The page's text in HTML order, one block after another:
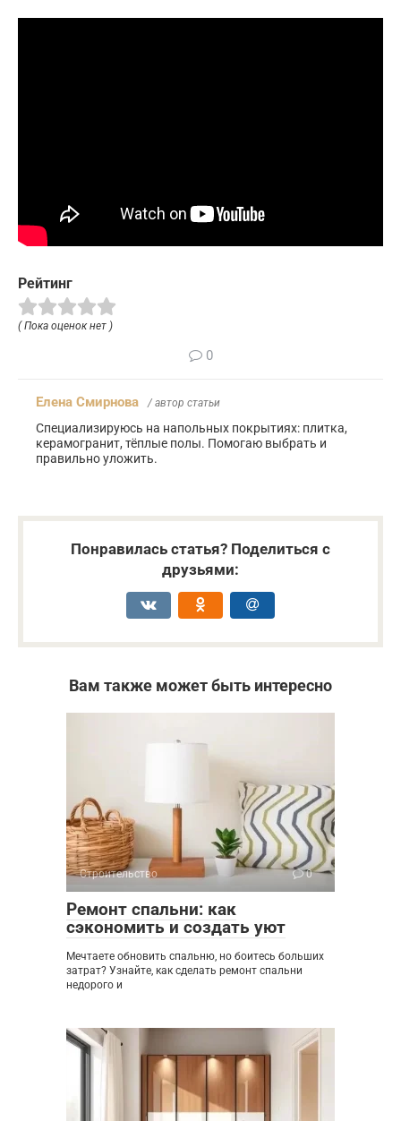
Рейтинг
( Пока оценок нет )
0
Елена Смирнова / автор статьи
Специализируюсь на напольных покрытиях: плитка,
керамогранит, тёплые полы. Помогаю выбрать и
правильно уложить.
Понравилась статья? Поделиться с
друзьями:
Вам также может быть интересно
Строительство 0
Ремонт спальни: как
сэкономить и создать уют
Мечтаете обновить спальню, но боитесь больших
затрат? Узнайте, как сделать ремонт спальни
недорого и